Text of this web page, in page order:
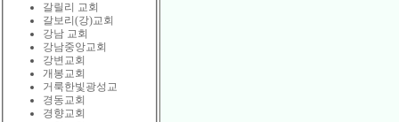
갈릴리 교회
갈보리(강)교회
강남 교회
강남중앙교회
강변교회
개봉교회
거룩한빛광성교
경동교회
경향교회